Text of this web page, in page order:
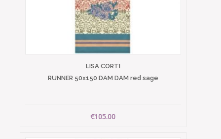
LISA CORTI
RUNNER 50x150 DAM DAM red sage
€105.00